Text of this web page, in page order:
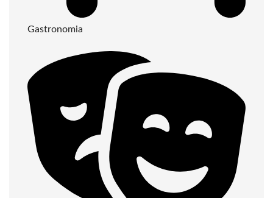
Gastronomia